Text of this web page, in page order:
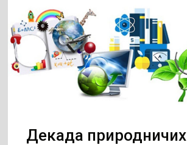
Декада природничих